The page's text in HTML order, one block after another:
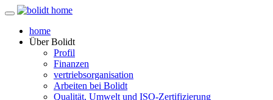
home
ÜberBolidt
Profil
Finanzen
vertriebsorganisation
Arbeiten bei Bolidt
Qualität, Umwelt und ISO-Zertifizierung